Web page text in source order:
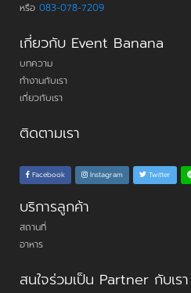
หรือ 083-078-7209
เกี่ยวกับ Event Banana
บทความ
ทำงานกับเรา
เกี่ยวกับเรา
ติดตามเรา
Facebook Instagram Twitter
บริการลูกค้า
สถานที่
อาหาร
สนใจร่วมเป็น Partner กับเรา